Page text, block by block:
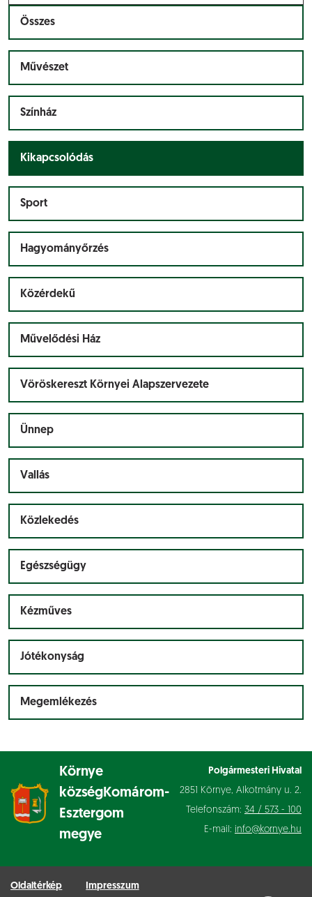
Összes
Művészet
Színház
Kikapcsolódás
Sport
Hagyományőrzés
Közérdekű
Művelődési Ház
Vöröskereszt Környei Alapszervezete
Ünnep
Vallás
Közlekedés
Egészségügy
Kézműves
Jótékonyság
Megemlékezés
Környe
községKomárom-
Esztergom
megye
Polgármesteri Hivatal
2851 Környe, Alkotmány u. 2.
Telefonszám: 34 / 573 - 100
E-mail: info@kornye.hu
Oldaltérkép Impresszum